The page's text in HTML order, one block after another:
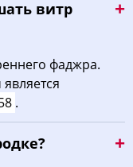
19:56 21:48
19:51
19:49 21:38
витр
фаджра.
.